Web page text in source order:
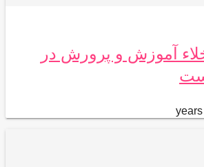
آموزش و پرورش در